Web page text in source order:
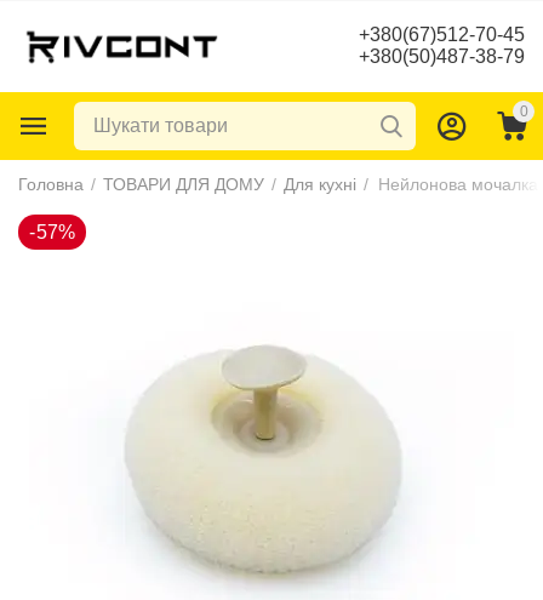
+380(67)512-70-45
+380(50)487-38-79
0
Головна / ТОВАРИ ДЛЯ ДОМУ / Для кухні / Нейлонова мочалка